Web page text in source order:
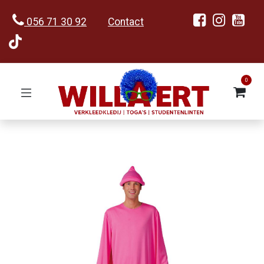
056 71 30 92 Contact
0